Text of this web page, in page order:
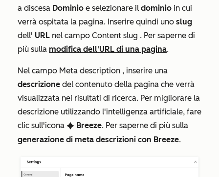
a discesa Dominio e selezionare il dominio in cui
verrà ospitata la pagina. Inserire quindi uno slug
dell' URL nel campo Content slug . Per saperne di
più sulla modifica dell'URL di una pagina.
Nel campo Meta description , inserire una
descrizione del contenuto della pagina che verrà
visualizzata nei risultati di ricerca. Per migliorare la
descrizione utilizzando l'intelligenza artificiale, fare
clic sull'icona artificialIntelligenceIcon Breeze. Per saperne di più sulla
generazione di meta descrizioni con Breeze.